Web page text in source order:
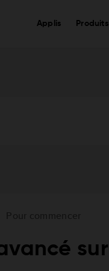
Applis Produits
sur